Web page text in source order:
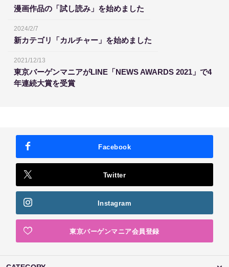
漫画作品の「試し読み」を始めました
2024/2/7
新カテゴリ「カルチャー」を始めました
2021/12/13
東京バーゲンマニアがLINE「NEWS AWARDS 2021」で4
年連続大賞を受賞
Facebook
Twitter
Instagram
東京バーゲンマニア会員登録